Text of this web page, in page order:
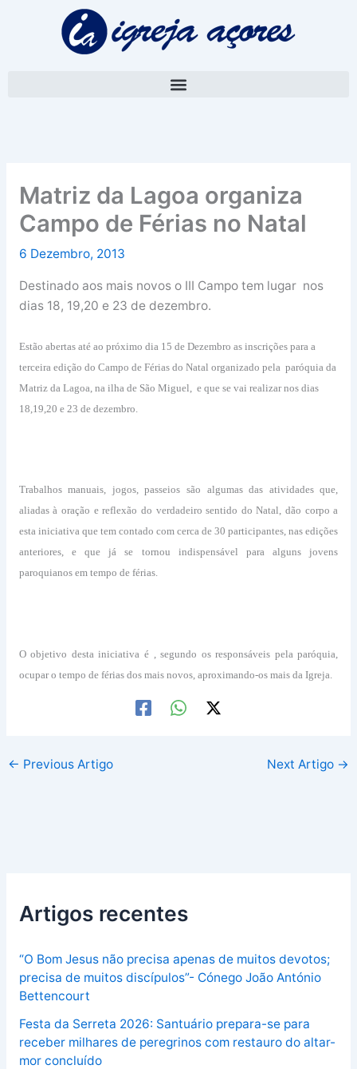
Matriz da Lagoa organiza
Campo de Férias no Natal
6 Dezembro, 2013
Destinado aos mais novos o III Campo tem lugar nos
dias 18, 19,20 e 23 de dezembro.
Estão abertas até ao próximo dia 15 de Dezembro as inscrições para a
terceira edição do Campo de Férias do Natal organizado pela paróquia da
Matriz da Lagoa, na ilha de São Miguel, e que se vai realizar nos dias
18,19,20 e 23 de dezembro.
Trabalhos manuais, jogos, passeios são algumas das atividades que,
aliadas à oração e reflexão do verdadeiro sentido do Natal, dão corpo a
esta iniciativa que tem contado com cerca de 30 participantes, nas edições
anteriores, e que já se tornou indispensável para alguns jovens
paroquianos em tempo de férias.
O objetivo desta iniciativa é , segundo os responsáveis pela paróquia,
ocupar o tempo de férias dos mais novos, aproximando-os mais da Igreja.
← Previous Artigo Next Artigo →
Artigos recentes
“O Bom Jesus não precisa apenas de muitos devotos;
precisa de muitos discípulos”- Cónego João António
Bettencourt
Festa da Serreta 2026: Santuário prepara-se para
receber milhares de peregrinos com restauro do altar-
mor concluído